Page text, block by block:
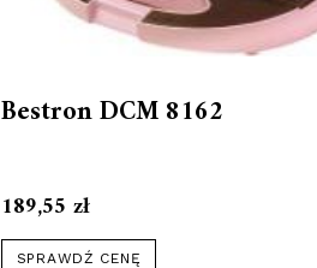
Bestron DCM 8162
189,55 zł
SPRAWDŹ CENĘ